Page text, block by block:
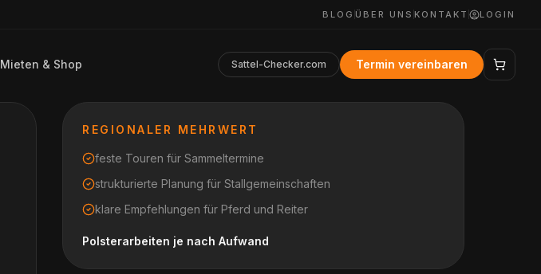
BLOG ÜBER UNS KONTAKT LOGIN
Mieten & Shop Sattel-Checker.com Termin vereinbaren
REGIONALER MEHRWERT
feste Touren für Sammeltermine
strukturierte Planung für Stallgemeinschaften
klare Empfehlungen für Pferd und Reiter
Polsterarbeiten je nach Aufwand